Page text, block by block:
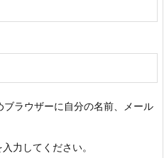
ラウザーに自分の名前、メール
力してください。